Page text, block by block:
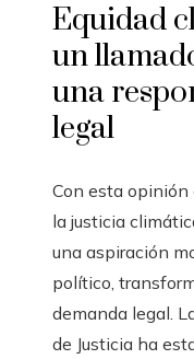
Equidad
un
una
legal
Con esta
la justicia
una aspiración
político,
demanda legal.
de Justicia ha